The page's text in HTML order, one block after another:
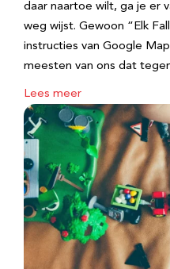
daar naartoe wilt, ga je er
weg wijst. Gewoon “Elk
instructies van Google
meesten van ons dat
Lees meer